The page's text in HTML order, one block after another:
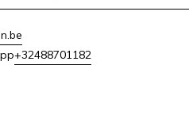
+32488701182